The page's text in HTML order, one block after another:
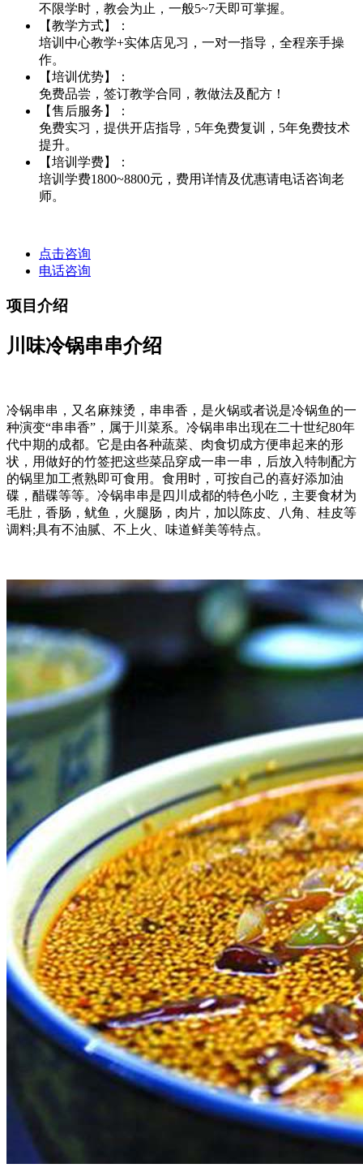
不限学时，教会为止，一般5~7天即可掌握。
【教学方式】：
培训中心教学+实体店见习，一对一指导，全程亲手操
作。
【培训优势】：
免费品尝，签订教学合同，教做法及配方！
【售后服务】：
免费实习，提供开店指导，5年免费复训，5年免费技术
提升。
【培训学费】：
培训学费1800~8800元，费用详情及优惠请电话咨询老
师。
点击咨询
电话咨询
项目介绍
川味冷锅串串介绍
冷锅串串，又名麻辣烫，串串香，是火锅或者说是冷锅鱼的一
种演变“串串香”，属于川菜系。冷锅串串出现在二十世纪80年
代中期的成都。它是由各种蔬菜、肉食切成方便串起来的形
状，用做好的竹签把这些菜品穿成一串一串，后放入特制配方
的锅里加工煮熟即可食用。食用时，可按自己的喜好添加油
碟，醋碟等等。冷锅串串是四川成都的特色小吃，主要食材为
毛肚，香肠，鱿鱼，火腿肠，肉片，加以陈皮、八角、桂皮等
调料;具有不油腻、不上火、味道鲜美等特点。